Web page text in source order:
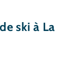
ski à La